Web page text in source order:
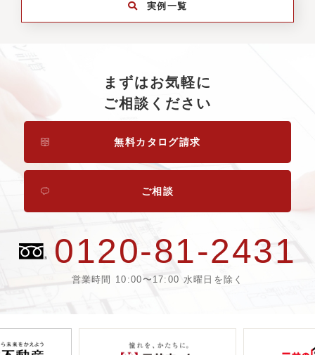
実例一覧
まずはお気軽に
ご相談ください
無料カタログ請求
ご相談
0120-81-2431
営業時間 10:00〜17:00 水曜日を除く